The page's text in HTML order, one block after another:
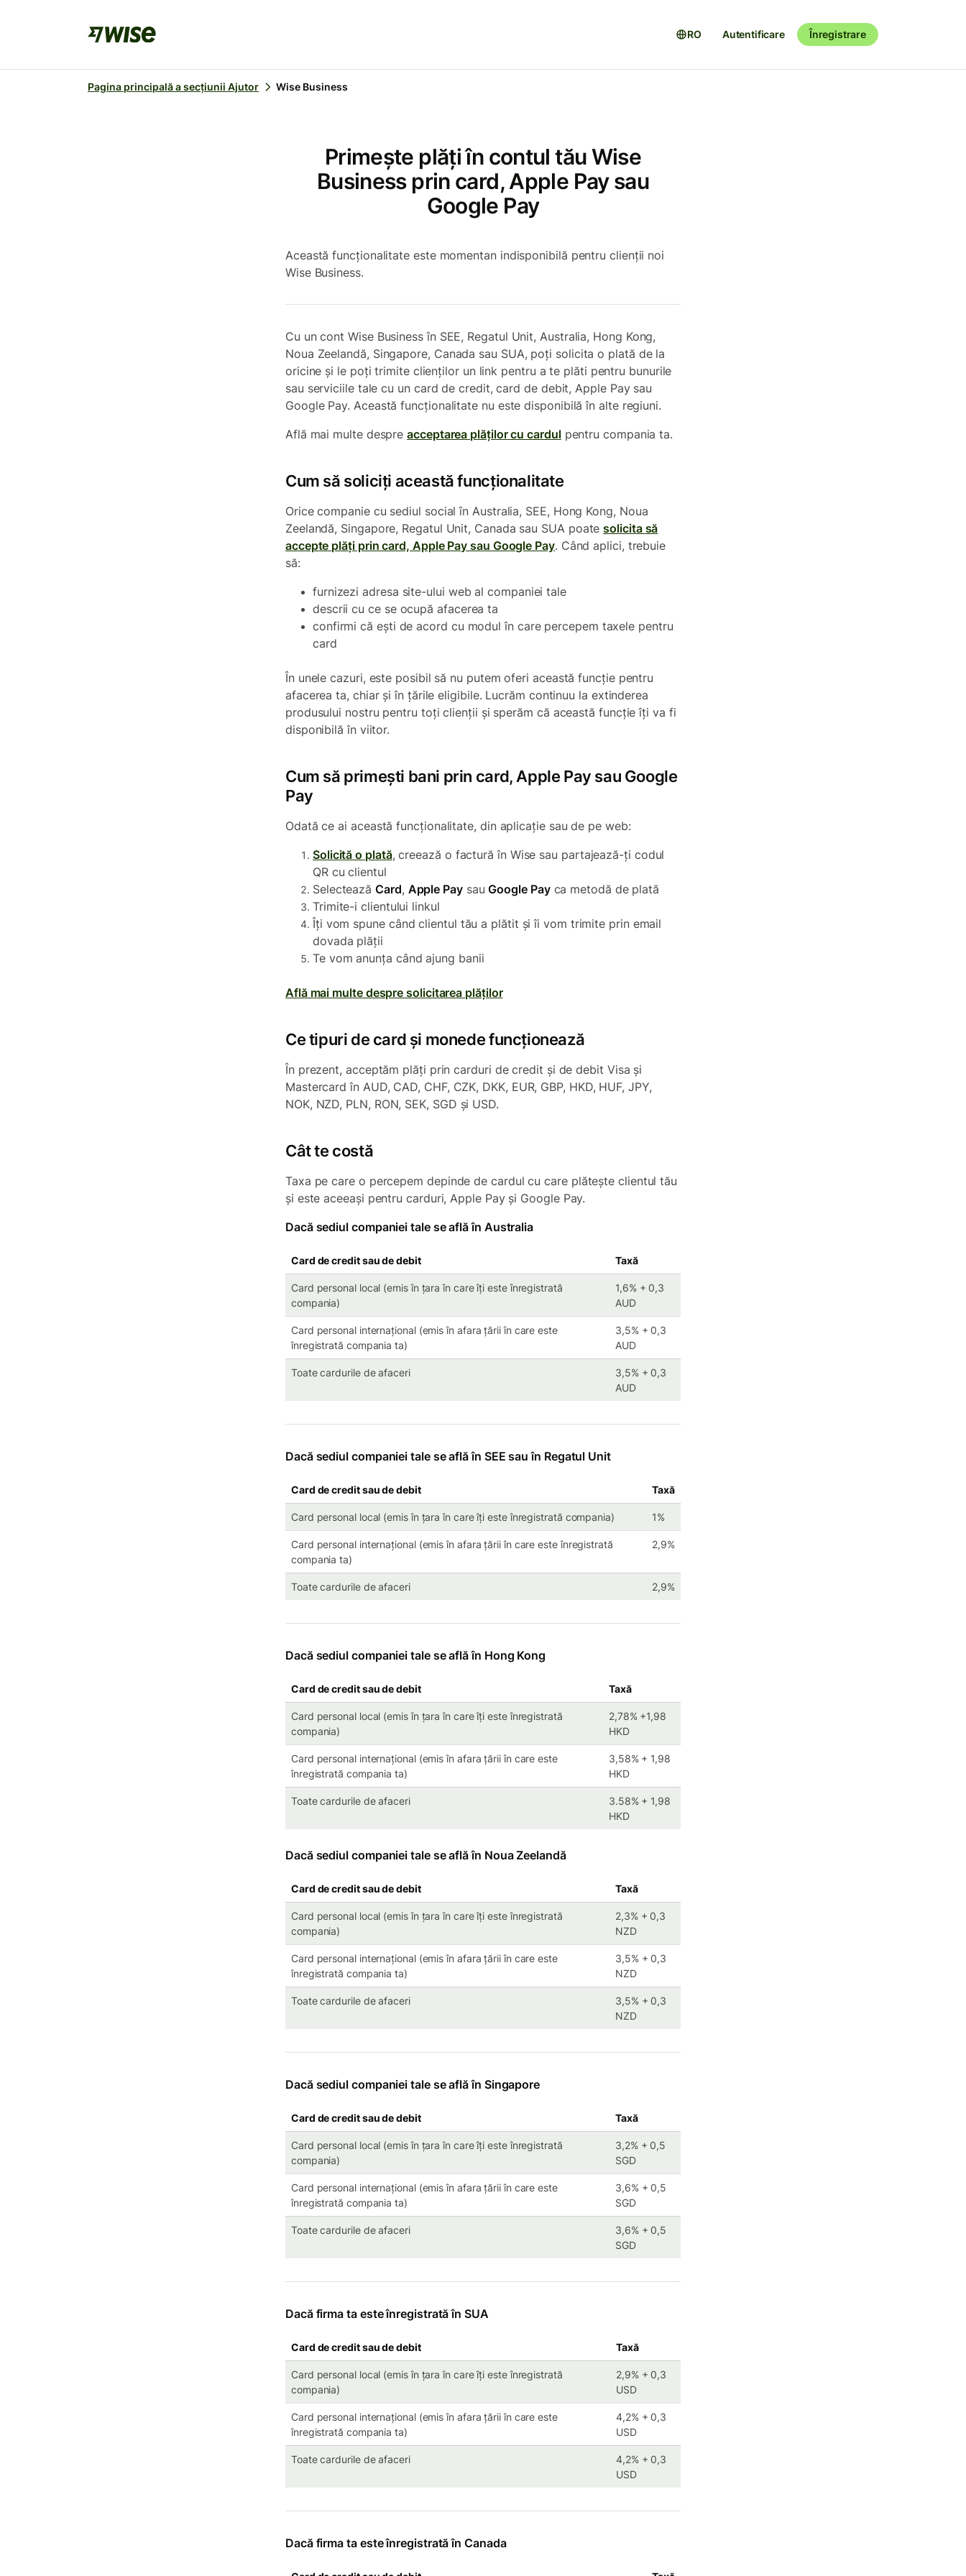
RO Autentificare Înregistrare
Pagina principală a secțiunii Ajutor Wise Business
Primește plăți în contul tău Wise
Business prin card, Apple Pay sau
Google Pay
Această funcționalitate este momentan indisponibilă pentru clienții noi
Wise Business.
Cu un cont Wise Business în SEE, Regatul Unit, Australia, Hong Kong,
Noua Zeelandă, Singapore, Canada sau SUA, poți solicita o plată de la
oricine și le poți trimite clienților un link pentru a te plăti pentru bunurile
sau serviciile tale cu un card de credit, card de debit, Apple Pay sau
Google Pay. Această funcționalitate nu este disponibilă în alte regiuni.
Află mai multe despreacceptarea plăților cu cardulpentru compania ta.
Cum să soliciți această funcționalitate
Orice companie cu sediul social în Australia, SEE, Hong Kong, Noua
Zeelandă, Singapore, Regatul Unit, Canada sau SUA poatesolicita să
accepte plăți prin card, Apple Pay sau Google Pay. Când aplici, trebuie
să:
furnizezi adresa site-ului web al companiei tale
descrii cu ce se ocupă afacerea ta
confirmi că ești de acord cu modul în care percepem taxele pentru
card
În unele cazuri, este posibil să nu putem oferi această funcție pentru
afacerea ta, chiar și în țările eligibile. Lucrăm continuu la extinderea
produsului nostru pentru toți clienții și sperăm că această funcție îți va fi
disponibilă în viitor.
Cum să primești bani prin card, Apple Pay sau Google
Pay
Odată ce ai această funcționalitate, din aplicație sau de pe web:
Solicită o plată, creează o factură în Wise sau partajează-ți codul
QR cu clientul
SelecteazăCard, Apple PaysauGoogle Payca metodă de plată
Trimite-i clientului linkul
Îți vom spune când clientul tău a plătit și îi vom trimite prin email
dovada plății
Te vom anunța când ajung banii
Află mai multe despre solicitarea plăților
Ce tipuri de card și monede funcționează
În prezent, acceptăm plăți prin carduri de credit și de debit Visa și
Mastercard în AUD, CAD, CHF, CZK, DKK, EUR, GBP, HKD, HUF, JPY,
NOK, NZD, PLN, RON, SEK, SGD și USD.
Cât te costă
Taxa pe care o percepem depinde de cardul cu care plătește clientul tău
și este aceeași pentru carduri, Apple Pay și Google Pay.
Dacă sediul companiei tale se află în Australia
Card de credit sau de debit Taxă
Card personal local (emis în țara în care îți este înregistrată
compania)
1,6% + 0,3
AUD
Card personal internațional (emis în afara țării în care este
înregistrată compania ta)
3,5% + 0,3
AUD
Toate cardurile de afaceri
3,5% + 0,3
AUD
Dacă sediul companiei tale se află în SEE sau în Regatul Unit
Card de credit sau de debit Taxă
Card personal local (emis în țara în care îți este înregistrată compania) 1%
Card personal internațional (emis în afara țării în care este înregistrată
compania ta)
2,9%
Toate cardurile de afaceri 2,9%
Dacă sediul companiei tale se află în Hong Kong
Card de credit sau de debit Taxă
Card personal local (emis în țara în care îți este înregistrată
compania)
2,78% +1,98
HKD
Card personal internațional (emis în afara țării în care este
înregistrată compania ta)
3,58% + 1,98
HKD
Toate cardurile de afaceri
3.58% + 1,98
HKD
Dacă sediul companiei tale se află în Noua Zeelandă
Card de credit sau de debit Taxă
Card personal local (emis în țara în care îți este înregistrată
compania)
2,3% + 0,3
NZD
Card personal internațional (emis în afara țării în care este
înregistrată compania ta)
3,5% + 0,3
NZD
Toate cardurile de afaceri
3,5% + 0,3
NZD
Dacă sediul companiei tale se află în Singapore
Card de credit sau de debit Taxă
Card personal local (emis în țara în care îți este înregistrată
compania)
3,2% + 0,5
SGD
Card personal internațional (emis în afara țării în care este
înregistrată compania ta)
3,6% + 0,5
SGD
Toate cardurile de afaceri
3,6% + 0,5
SGD
Dacă firma ta este înregistrată în SUA
Card de credit sau de debit Taxă
Card personal local (emis în țara în care îți este înregistrată
compania)
2,9% + 0,3
USD
Card personal internațional (emis în afara țării în care este
înregistrată compania ta)
4,2% + 0,3
USD
Toate cardurile de afaceri
4,2% + 0,3
USD
Dacă firma ta este înregistrată în Canada